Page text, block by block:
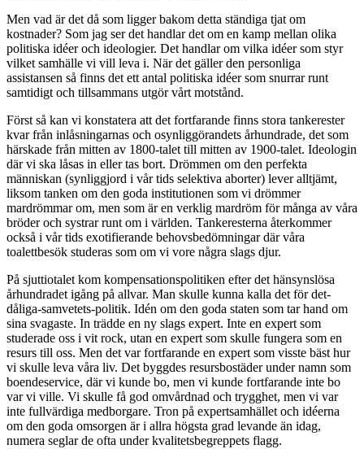
Men vad är det då som ligger bakom detta ständiga tjat om
kostnader? Som jag ser det handlar det om en kamp mellan olika
politiska idéer och ideologier. Det handlar om vilka idéer som styr
vilket samhälle vi vill leva i. När det gäller den personliga
assistansen så finns det ett antal politiska idéer som snurrar runt
samtidigt och tillsammans utgör vårt motstånd.
Först så kan vi konstatera att det fortfarande finns stora tankerester
kvar från inlåsningarnas och osynliggörandets århundrade, det som
härskade från mitten av 1800-talet till mitten av 1900-talet. Ideologin
där vi ska låsas in eller tas bort. Drömmen om den perfekta
människan (synliggjord i vår tids selektiva aborter) lever alltjämt,
liksom tanken om den goda institutionen som vi drömmer
mardrömmar om, men som är en verklig mardröm för många av våra
bröder och systrar runt om i världen. Tankeresterna återkommer
också i vår tids exotifierande behovsbedömningar där våra
toalettbesök studeras som om vi vore några slags djur.
På sjuttiotalet kom kompensationspolitiken efter det hänsynslösa
århundradet igång på allvar. Man skulle kunna kalla det för det-
dåliga-samvetets-politik. Idén om den goda staten som tar hand om
sina svagaste. In trädde en ny slags expert. Inte en expert som
studerade oss i vit rock, utan en expert som skulle fungera som en
resurs till oss. Men det var fortfarande en expert som visste bäst hur
vi skulle leva våra liv. Det byggdes resursbostäder under namn som
boendeservice, där vi kunde bo, men vi kunde fortfarande inte bo
var vi ville. Vi skulle få god omvårdnad och trygghet, men vi var
inte fullvärdiga medborgare. Tron på expertsamhället och idéerna
om den goda omsorgen är i allra högsta grad levande än idag,
numera seglar de ofta under kvalitetsbegreppets flagg.